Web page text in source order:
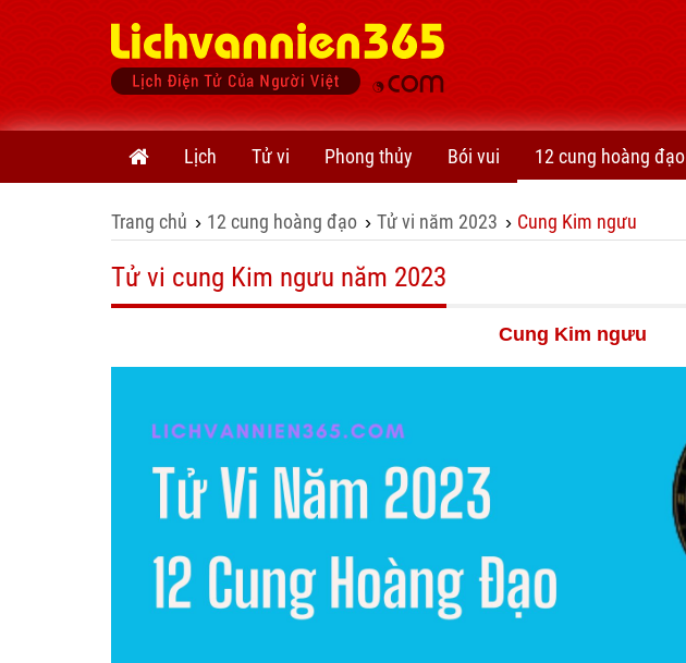
Lịch Tử vi Phong thủy Bói vui 12 cung hoàng đạo
Trang chủ › 12 cung hoàng đạo › Tử vi năm 2023 › Cung Kim ngưu
Tử vi cung Kim ngưu năm 2023
Cung Kim ngưu